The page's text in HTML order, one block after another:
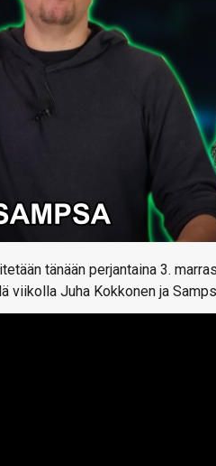
tänään perjantaina 3.
viikolla Juha Kokkonen ja